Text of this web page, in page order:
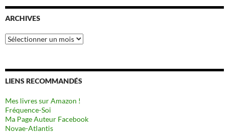
ARCHIVES
Archives
LIENS RECOMMANDÉS
Mes livres sur Amazon !
Fréquence-Soi
Ma Page Auteur Facebook
Novae-Atlantis